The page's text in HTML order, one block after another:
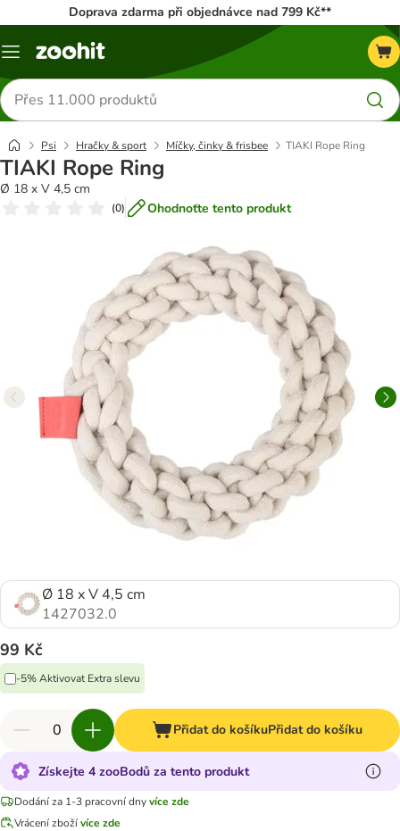
Doprava zdarma při objednávce nad 799 Kč**
Menu
Hledat
produkty
Psi Hračky & sport Míčky, činky & frisbee TIAKI Rope Ring
TIAKI Rope Ring
Ø 18 x V 4,5 cm
(0) Ohodnoťte tento produkt
Ø 18 x V 4,5 cm
1427032.0
99 Kč
-5% Aktivovat Extra slevu
Přidat do košíkuPřidat do košíku
Získejte 4 zooBodů za tento produkt
Dodání za 1-3 pracovní dnyvíce zde
Vrácení zbožívíce zde